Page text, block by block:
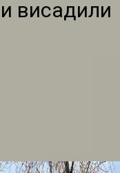
висадили